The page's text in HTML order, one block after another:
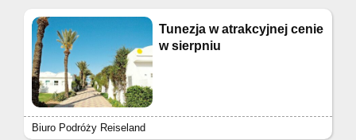
Tunezja w atrakcyjnej cenie
w sierpniu
Biuro Podróży Reiseland